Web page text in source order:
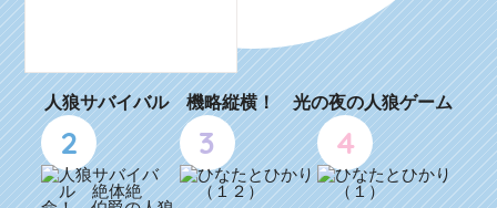
人狼サバイバル 機略縦横！ 光の夜の人狼ゲーム
2 3 4